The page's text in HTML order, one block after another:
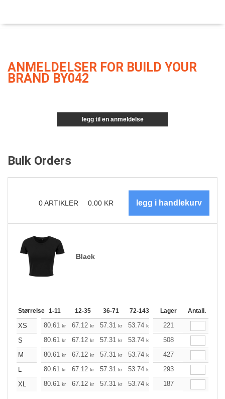
ANMELDELSER FOR BUILD YOUR
BRAND BY042
legg til en anmeldelse
Bulk Orders
0ARTIKLER 0.00 KR
Black
Størrelse 1-11 12-35 36-71 72-143 144-287 288 +
Lager Antall.
XS 80.61 kr 67.12 kr 57.31 kr 53.74 kr 51.07
221
S
80.61 kr 67.12 kr 57.31 kr 53.74 kr 51.07
508
M
80.61 kr 67.12 kr 57.31 kr 53.74 kr 51.07
427
L
80.61 kr 67.12 kr 57.31 kr 53.74 kr 51.07
293
XL
80.61 kr 67.12 kr 57.31 kr 53.74 kr 51.07
187